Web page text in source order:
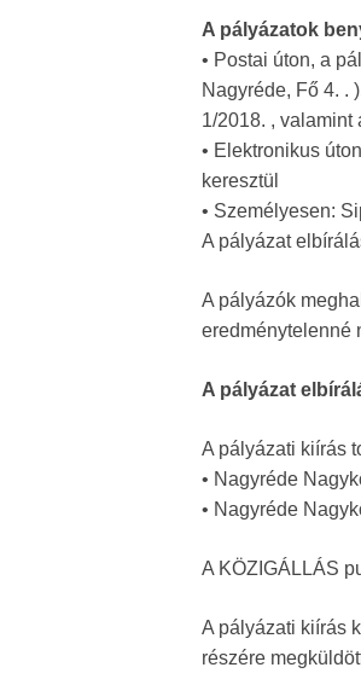
A pályázatok
• Postai úton, a
Nagyréde, Fő 4. .
1/2018. , valamint
• Elektronikus
keresztül
• Személyesen:
A pályázat
A pályázók
eredménytelenné
A pályázat
A pályázati kiírás
• Nagyréde
• Nagyréde
A KÖZIGÁLLÁS
A pályázati kiírás
részére